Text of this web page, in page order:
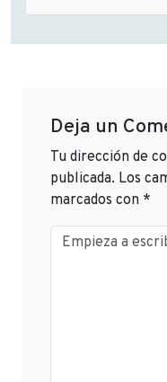
Deja un
Tu dirección de
publicada. Los
marcados con *